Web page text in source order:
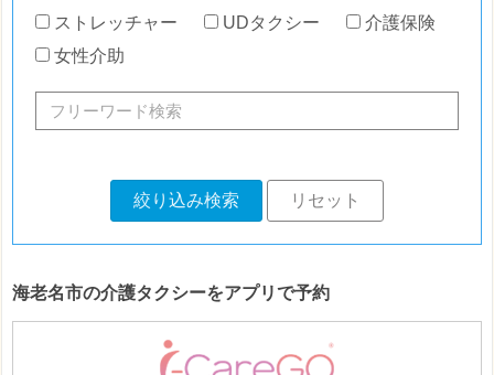
ストレッチャー
UDタクシー
介護保険
女性介助
絞り込み検索 リセット
海老名市の介護タクシーをアプリで予約